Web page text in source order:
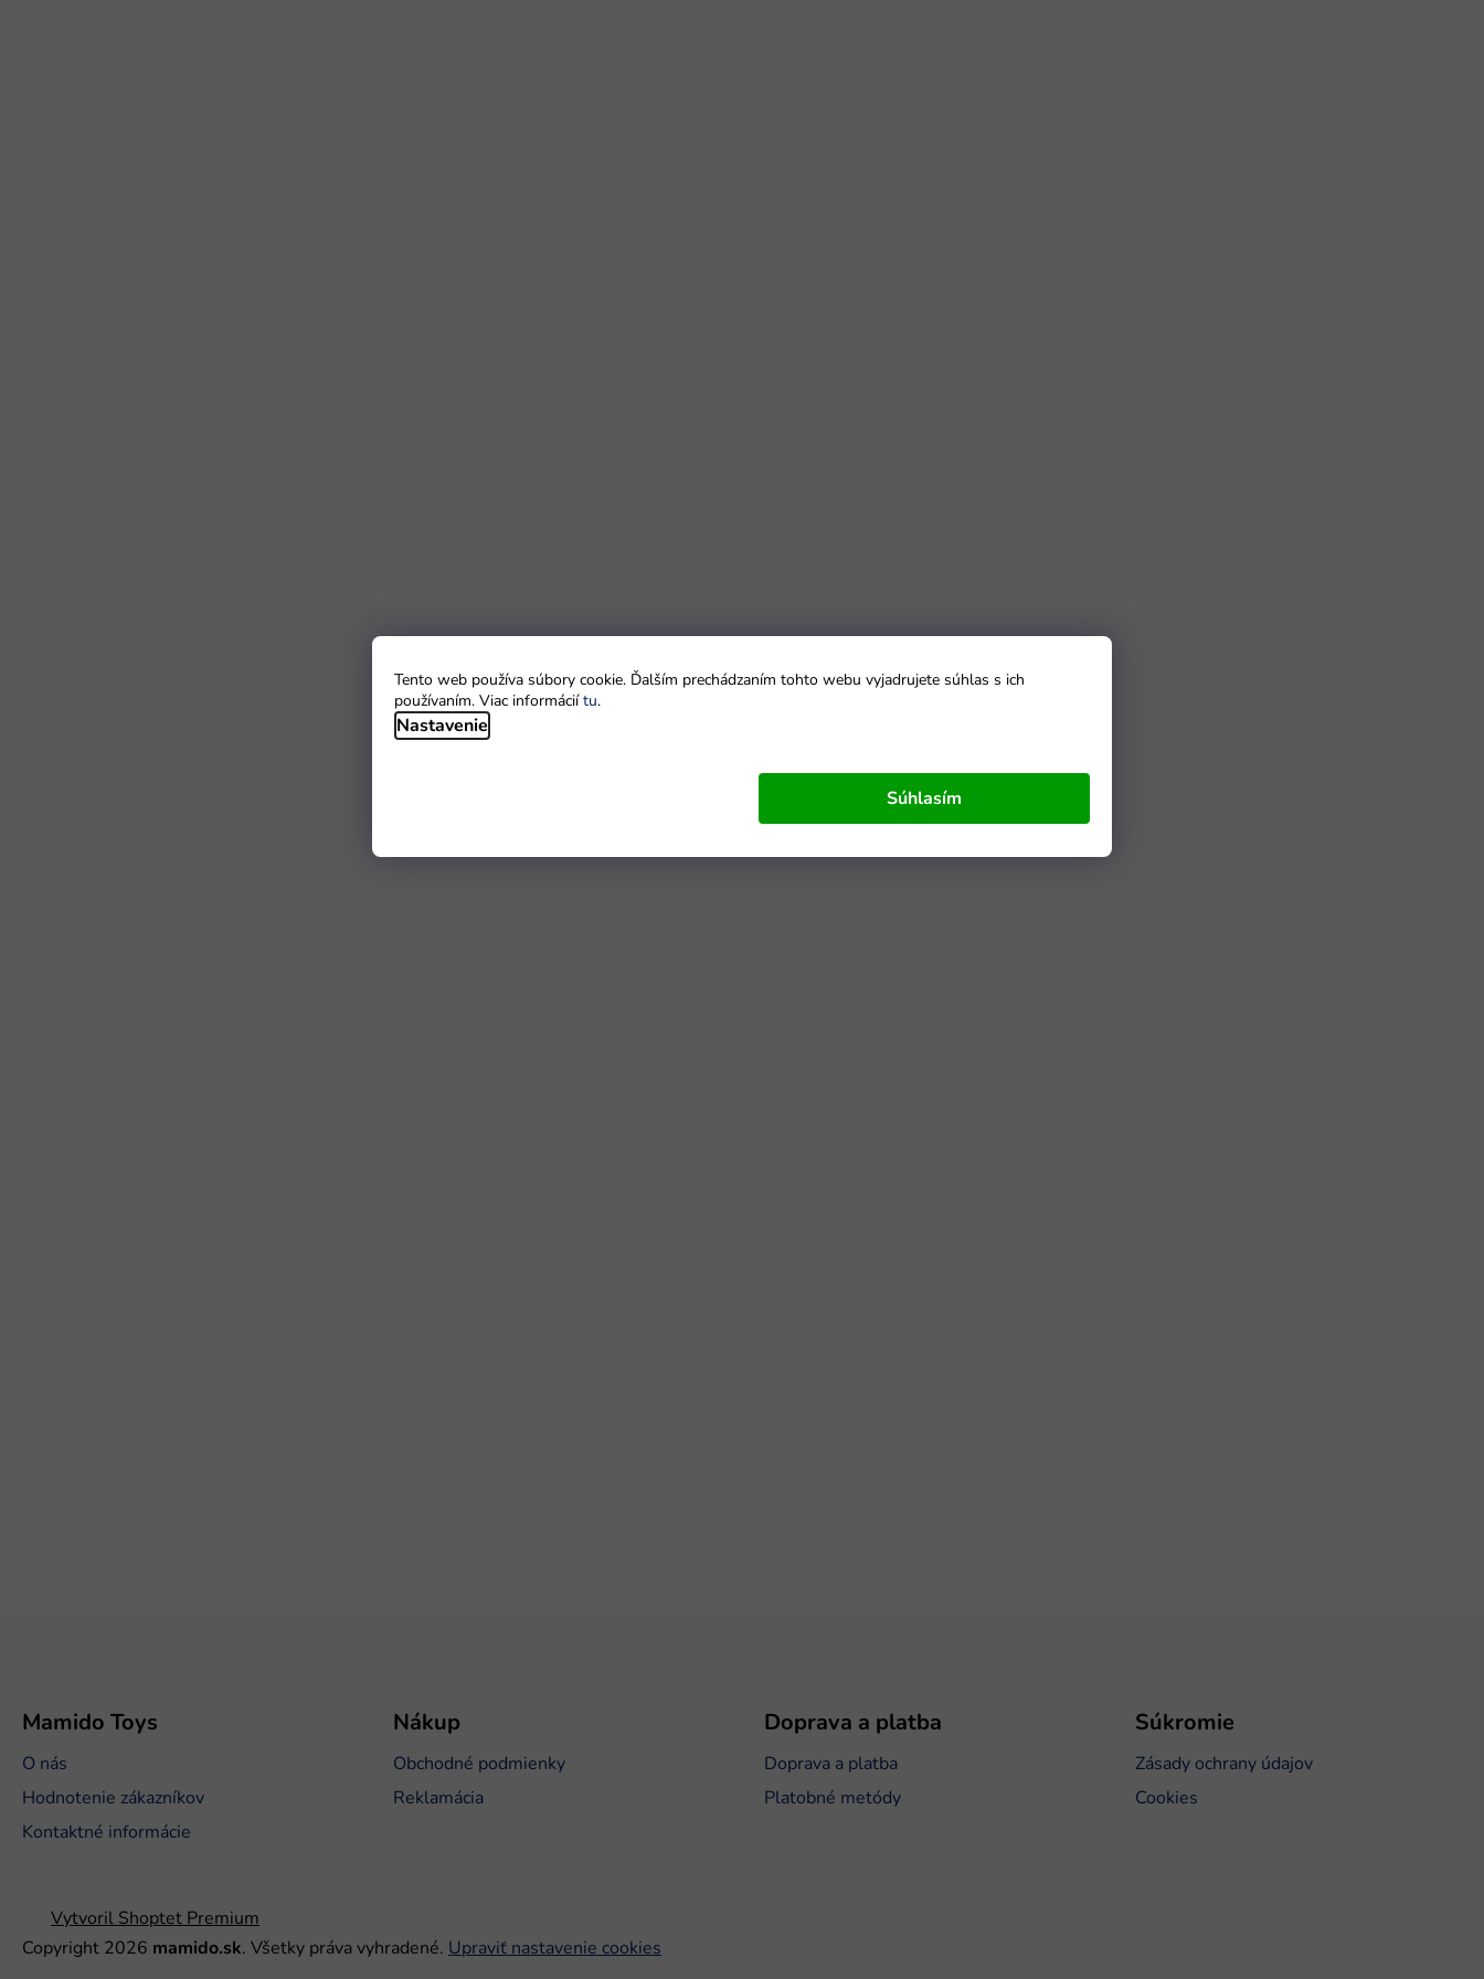
Tento web používa súbory cookie. Ďalším prechádzaním tohto webu vyjadrujete súhlas s ich
používaním. Viac informáciítu.
Nastavenie
Súhlasím
Mamido Toys
O nás
Hodnotenie zákazníkov
Kontaktné informácie
Nákup
Obchodné podmienky
Reklamácia
Doprava a platba
Doprava a platba
Platobné metódy
Súkromie
Zásady ochrany údajov
Cookies
Vytvoril Shoptet Premium
Copyright 2026 mamido.sk. Všetky práva vyhradené. Upraviť nastavenie cookies